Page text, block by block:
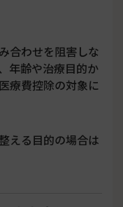
合わせを阻害しな
年齢や治療目的か
療費控除の対象に
える目的の場合は